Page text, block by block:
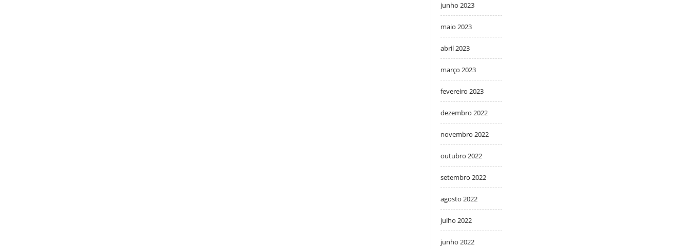
junho 2023
maio 2023
abril 2023
março 2023
fevereiro 2023
dezembro 2022
novembro 2022
outubro 2022
setembro 2022
agosto 2022
julho 2022
junho 2022